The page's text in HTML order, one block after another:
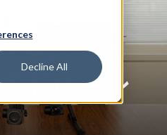
Decline All
ーリー
ドローン